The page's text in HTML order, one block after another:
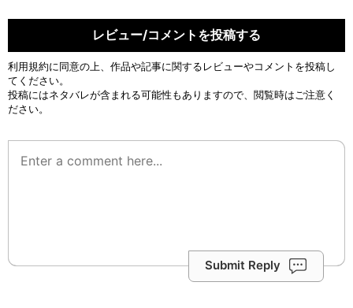
レビュー/コメントを投稿する
利用規約に同意の上、作品や記事に関するレビューやコメントを投稿し
てください。
投稿にはネタバレが含まれる可能性もありますので、閲覧時はご注意く
ださい。
Submit Reply